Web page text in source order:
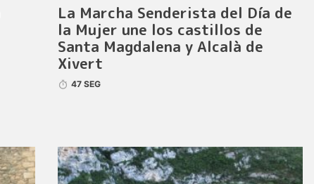
La Marcha Senderista del Día de
la Mujer une los castillos de
Santa Magdalena y Alcalà de
Xivert
47 SEG